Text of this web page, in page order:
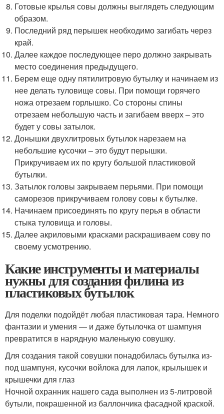
Готовые крылья совы должны выглядеть следующим
образом.
Последний ряд перышек необходимо загибать через
край.
Далее каждое последующее перо должно закрывать
место соединения предыдущего.
Берем еще одну пятилитровую бутылку и начинаем из
нее делать туловище совы. При помощи горячего
ножа отрезаем горлышко. Со стороны спины
отрезаем небольшую часть и загибаем вверх – это
будет у совы затылок.
Донышки двухлитровых бутылок нарезаем на
небольшие кусочки – это будут перышки.
Прикручиваем их по кругу большой пластиковой
бутылки.
Затылок головы закрываем перьями. При помощи
саморезов прикручиваем голову совы к бутылке.
Начинаем присоединять по кругу перья в области
стыка туловища и головы.
Далее акриловыми красками раскрашиваем сову по
своему усмотрению.
Какие инструменты и материалы
нужны для создания филина из
пластиковых бутылок
Для поделки подойдёт любая пластиковая тара. Немного
фантазии и умения — и даже бутылочка от шампуня
превратится в нарядную маленькую совушку.
Для создания такой совушки понадобилась бутылка из-
под шампуня, кусочки войлока для лапок, крылышек и
крышечки для глаз
Ночной охранник нашего сада выполнен из 5-литровой
бутыли, покрашенной из баллончика фасадной краской.